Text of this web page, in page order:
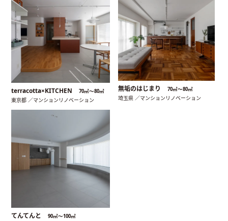
terracotta×KITCHEN 70㎡〜80㎡
東京都 ／マンションリノベーション
無垢のはじまり 70㎡〜80㎡
埼玉県 ／マンションリノベーション
てんてんと 90㎡〜100㎡